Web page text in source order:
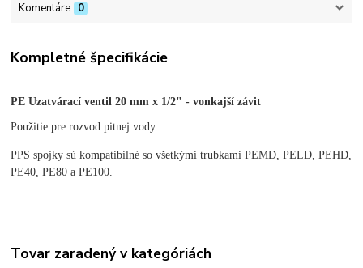
Komentáre 0
Kompletné špecifikácie
PE Uzatvárací ventil 20 mm x 1/2" - vonkajší závit
Použitie pre rozvod pitnej vody.
PPS spojky sú kompatibilné so všetkými trubkami PEMD, PELD, PEHD,
PE40, PE80 a PE100.
Tovar zaradený v kategóriách